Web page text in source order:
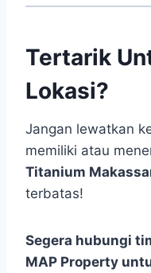
Tertarik
Lokasi?
Jangan lewatkan
memiliki atau
Titanium
terbatas!
Segera hubungi
MAP Property